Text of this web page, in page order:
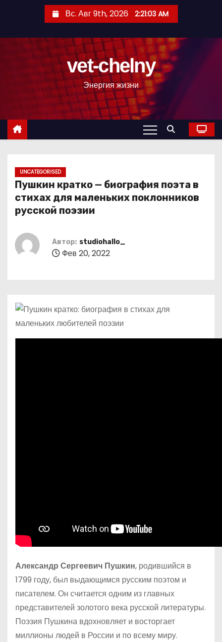
с
Вс. Авг 9th, 2026 2:21:04 AM
vet-chelny
Энергия жизни
UNCATEGORISED
Пушкин кратко — биография поэта в
стихах для маленьких поклонников
русской поэзии
Автор: studiohallo_
Фев 20, 2022
Александр Сергеевич Пушкин, родившийся в
1799 году, был выдающимся русским поэтом и
писателем. Он считается одним из главных
представителей золотого века русской литературы.
Поэзия Пушкина вдохновляет и восторгает
миллионы людей в России и по всему миру.